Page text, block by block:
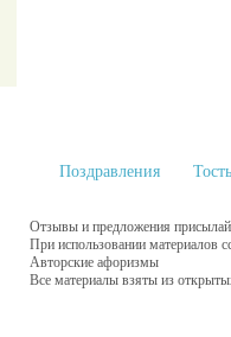
Поздравления
Отзывы и предложения
При использовании материалов
Авторские афоризмы
Все материалы взяты из